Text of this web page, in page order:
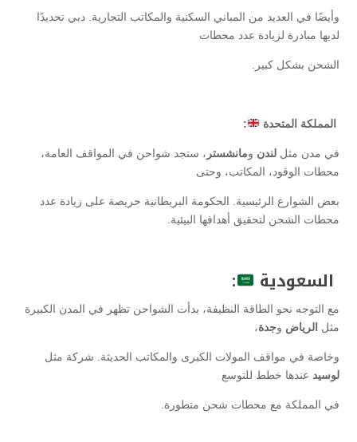
وأيضًا في العديد من المباني السكنية والمكاتب التجارية. دبي تحديدًا
لديها مبادرة لزيادة عدد محطات
الشحن بشكل كبير.
المملكة المتحدة :
في مدن مثل لندن ومانشستر ، ستجد شواحن في المواقف العامة،
محطات الوقود، المكاتب، وحتى
بعض الشوارع الرئيسية. الحكومة البريطانية حريصة على زيادة عدد
محطات الشحن لتحقيق أهدافها البيئية.
السعودية :
مع التوجه نحو الطاقة النظيفة، بدأت الشواحن تظهر في المدن الكبيرة
مثل الرياض وجدة،
وخاصة في مواقف المولات الكبرى والمكاتب الحديثة. شركة مثل
لوسيد عندها خطط للتوسع
في المملكة مع محطات شحن متطورة.